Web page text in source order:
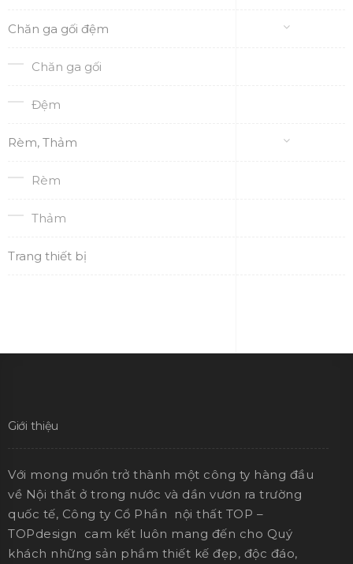
Chăn ga gối đệm
Chăn ga gối
Đệm
Rèm, Thảm
Rèm
Thảm
Trang thiết bị
Giới thiệu
Với mong muốn trở thành một công ty hàng đầu
về Nội thất ở trong nước và dần vươn ra trường
quốc tế, Công ty Cổ Phần nội thất TOP –
TOPdesign cam kết luôn mang đến cho Quý
khách những sản phẩm thiết kế đẹp, độc đáo,